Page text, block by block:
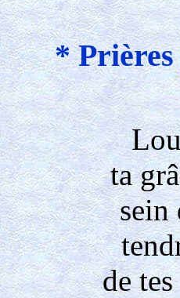
* Prières
ta
sein
de